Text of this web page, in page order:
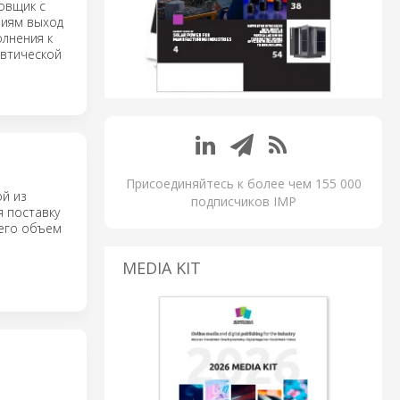
с
выход
к
из
объем
Присоединяйтесь к более чем 155 000
подписчиков IMP
MEDIA KIT